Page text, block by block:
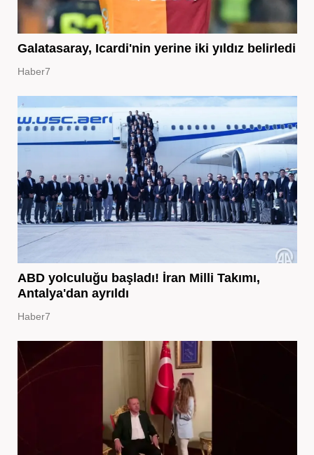
Galatasaray, Icardi'nin yerine iki yıldız belirledi
Haber7
ABD yolculuğu başladı! İran Milli Takımı,
Antalya'dan ayrıldı
Haber7